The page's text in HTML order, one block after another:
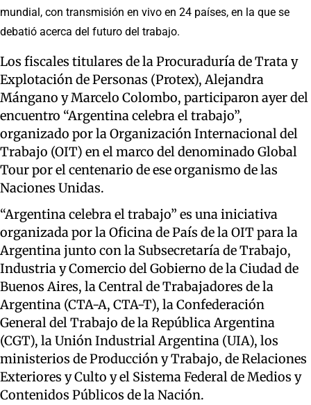
mundial, con transmisión en vivo en 24 países, en la que se
debatió acerca del futuro del trabajo.
Los fiscales titulares de la Procuraduría de Trata y
Explotación de Personas (Protex), Alejandra
Mángano y Marcelo Colombo, participaron ayer del
encuentro “Argentina celebra el trabajo”,
organizado por la Organización Internacional del
Trabajo (OIT) en el marco del denominado Global
Tour por el centenario de ese organismo de las
Naciones Unidas.
“Argentina celebra el trabajo” es una iniciativa
organizada por la Oficina de País de la OIT para la
Argentina junto con la Subsecretaría de Trabajo,
Industria y Comercio del Gobierno de la Ciudad de
Buenos Aires, la Central de Trabajadores de la
Argentina (CTA-A, CTA-T), la Confederación
General del Trabajo de la República Argentina
(CGT), la Unión Industrial Argentina (UIA), los
ministerios de Producción y Trabajo, de Relaciones
Exteriores y Culto y el Sistema Federal de Medios y
Contenidos Públicos de la Nación.